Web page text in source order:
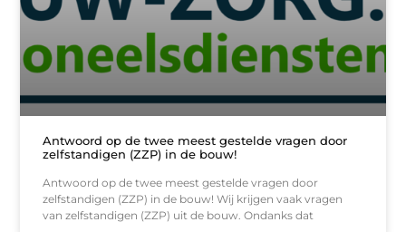
Antwoord op de twee meest gestelde vragen door
zelfstandigen (ZZP) in de bouw!
Antwoord op de twee meest gestelde vragen door
zelfstandigen (ZZP) in de bouw! Wij krijgen vaak vragen
van zelfstandigen (ZZP) uit de bouw. Ondanks dat